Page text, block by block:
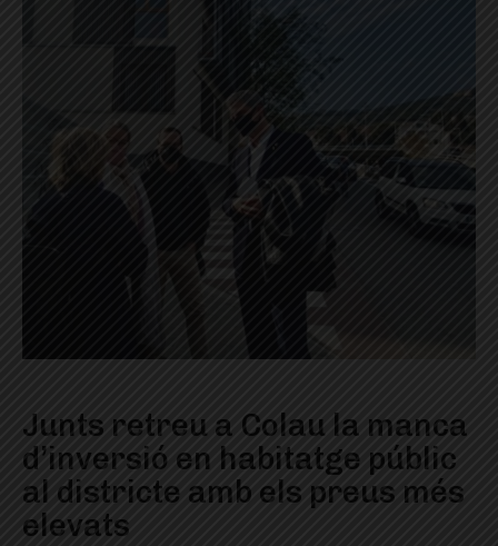
Junts retreu a Colau la manca
d’inversió en habitatge públic
al districte amb els preus més
elevats